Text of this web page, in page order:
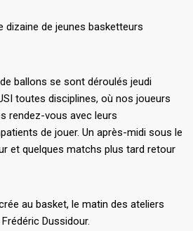
dizaine de jeunes basketteurs
ballons se sont déroulés jeudi
toutes disciplines, où nos joueurs
rendez-vous avec leurs
de jouer. Un après-midi sous le
et quelques matchs plus tard retour
au basket, le matin des ateliers
Dussidour.